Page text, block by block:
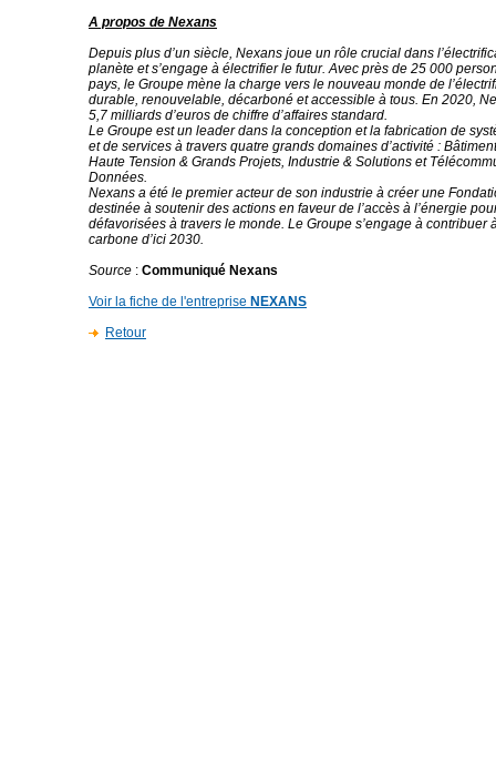
A propos de Nexans
Depuis plus d’un siècle, Nexans joue un rôle crucial dans
planète et s’engage à électrifier le futur. Avec près de 25 000
pays, le Groupe mène la charge vers le nouveau monde de
durable, renouvelable, décarboné et accessible à tous. En 2020,
5,7 milliards d’euros de chiffre d’affaires standard.
Le Groupe est un leader dans la conception et la fabrication de
et de services à travers quatre grands domaines d’activité :
Haute Tension & Grands Projets, Industrie & Solutions et
Données.
Nexans a été le premier acteur de son industrie à créer une
destinée à soutenir des actions en faveur de l’accès à l’énergie
défavorisées à travers le monde. Le Groupe s’engage à contribuer
carbone d’ici 2030.
Source : Communiqué Nexans
Voir la fiche de l'entreprise NEXANS
Retour